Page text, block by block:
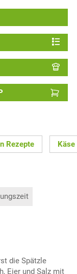
Rezepte Käse
die Spätzle
Eier und Salz mit